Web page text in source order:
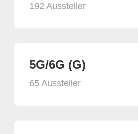
192 Aussteller
5G/6G (G)
65 Aussteller